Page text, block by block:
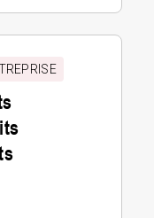
INTERNATIONAL